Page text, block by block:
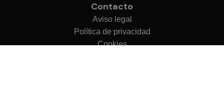
Contacto
Aviso legal
Política de privacidad
Cookies